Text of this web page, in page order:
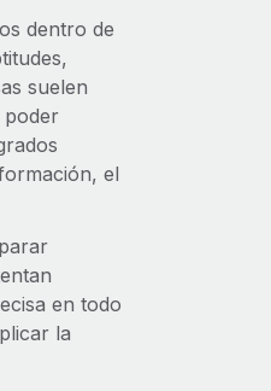
dentro de
suelen
poder
el
en todo
la